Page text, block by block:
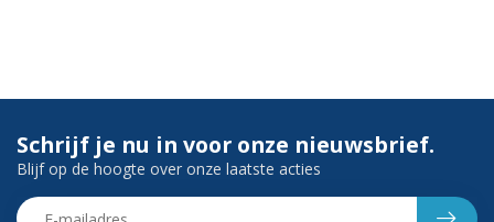
Schrijf je nu in voor onze nieuwsbrief.
Blijf op de hoogte over onze laatste acties